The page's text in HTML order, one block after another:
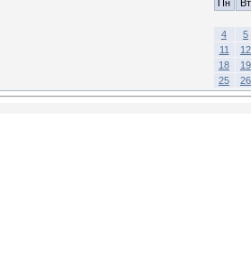
Пн Вт
4
5
11
12
18
19
25
26